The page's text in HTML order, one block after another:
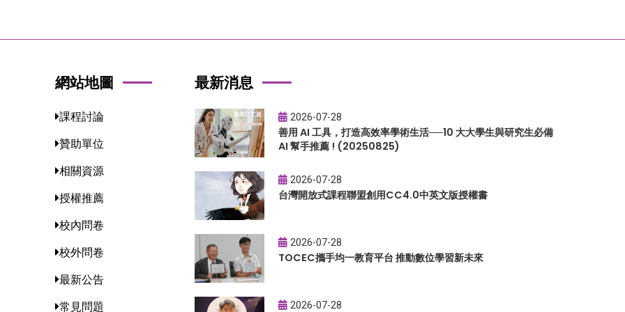
網站地圖
課程討論
贊助單位
相關資源
授權推薦
校內問卷
校外問卷
最新公告
常見問題
最新消息
2026-07-28
善用 AI 工具，打造高效率學術生活──10 大大學生與研究生必備
AI 幫手推薦 ! (20250825)
2026-07-28
台灣開放式課程聯盟創用CC4.0中英文版授權書
2026-07-28
TOCEC攜手均一教育平台 推動數位學習新未來
2026-07-28